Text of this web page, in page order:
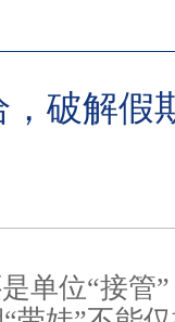
破解假
单位“接管